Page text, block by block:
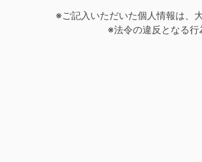
※ご記入いただいた個人情報は、
※法令の違反となる行